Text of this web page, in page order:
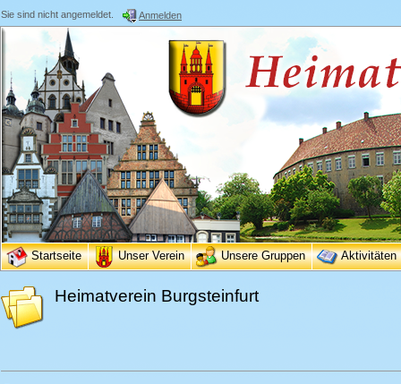
Sie sind nicht angemeldet. Anmelden
Startseite Unser Verein Unsere Gruppen Aktivitäten
Heimatverein Burgsteinfurt